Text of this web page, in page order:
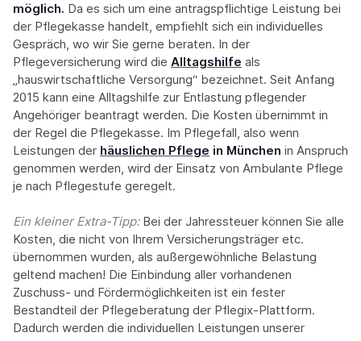
möglich. Da es sich um eine antragspflichtige Leistung bei
der Pflegekasse handelt, empfiehlt sich ein individuelles
Gespräch, wo wir Sie gerne beraten. In der
Pflegeversicherung wird die Alltagshilfe als
„hauswirtschaftliche Versorgung“ bezeichnet. Seit Anfang
2015 kann eine Alltagshilfe zur Entlastung pflegender
Angehöriger beantragt werden. Die Kosten übernimmt in
der Regel die Pflegekasse. Im Pflegefall, also wenn
Leistungen der häuslichen Pflege in München in Anspruch
genommen werden, wird der Einsatz von Ambulante Pflege
je nach Pflegestufe geregelt.
Ein kleiner Extra-Tipp:‍ Bei der Jahressteuer können Sie alle
Kosten, die nicht von Ihrem Versicherungsträger etc.
übernommen wurden, als außergewöhnliche Belastung
geltend machen! Die Einbindung aller vorhandenen
Zuschuss- und Fördermöglichkeiten ist ein fester
Bestandteil der Pflegeberatung der Pflegix-Plattform.
Dadurch werden die individuellen Leistungen unserer